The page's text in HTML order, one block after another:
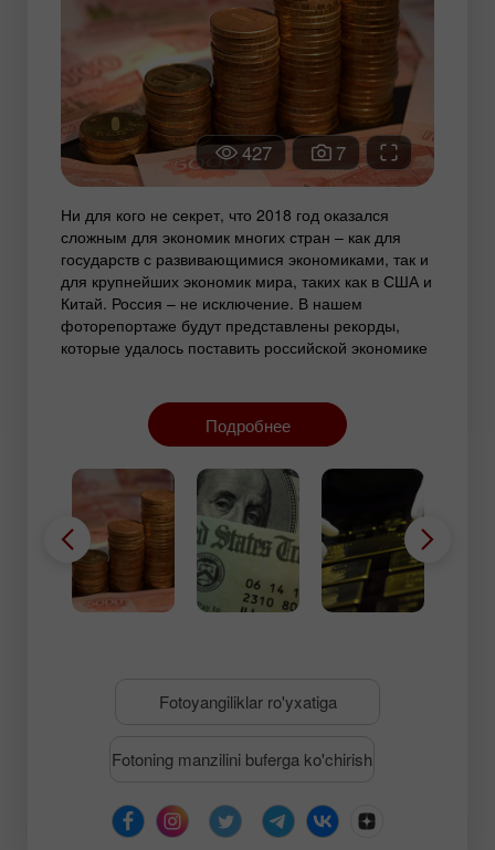
427 7
Ни для кого не секрет, что 2018 год оказался
сложным для экономик многих стран – как для
государств с развивающимися экономиками, так и
для крупнейших экономик мира, таких как в США и
Китай. Россия – не исключение. В нашем
фоторепортаже будут представлены рекорды,
которые удалось поставить российской экономике
Подробнее
Fotoyangiliklar ro'yxatiga
Fotoning manzilini buferga ko'chirish